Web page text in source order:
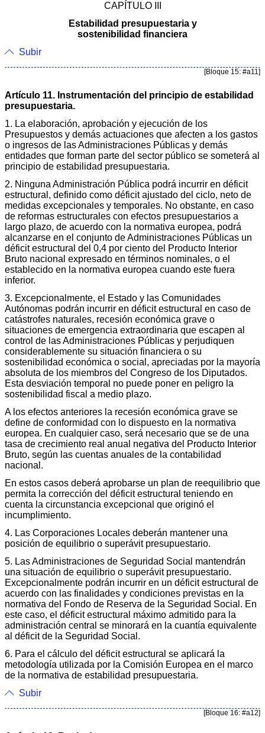
CAPÍTULO III
Estabilidad presupuestaria y
sostenibilidad financiera
Subir
[Bloque 15: #a11]
Artículo 11. Instrumentación del principio de estabilidad
presupuestaria.
1. La elaboración, aprobación y ejecución de los
Presupuestos y demás actuaciones que afecten a los gastos
o ingresos de las Administraciones Públicas y demás
entidades que forman parte del sector público se someterá al
principio de estabilidad presupuestaria.
2. Ninguna Administración Pública podrá incurrir en déficit
estructural, definido como déficit ajustado del ciclo, neto de
medidas excepcionales y temporales. No obstante, en caso
de reformas estructurales con efectos presupuestarios a
largo plazo, de acuerdo con la normativa europea, podrá
alcanzarse en el conjunto de Administraciones Públicas un
déficit estructural del 0,4 por ciento del Producto Interior
Bruto nacional expresado en términos nominales, o el
establecido en la normativa europea cuando este fuera
inferior.
3. Excepcionalmente, el Estado y las Comunidades
Autónomas podrán incurrir en déficit estructural en caso de
catástrofes naturales, recesión económica grave o
situaciones de emergencia extraordinaria que escapen al
control de las Administraciones Públicas y perjudiquen
considerablemente su situación financiera o su
sostenibilidad económica o social, apreciadas por la mayoría
absoluta de los miembros del Congreso de los Diputados.
Esta desviación temporal no puede poner en peligro la
sostenibilidad fiscal a medio plazo.
A los efectos anteriores la recesión económica grave se
define de conformidad con lo dispuesto en la normativa
europea. En cualquier caso, será necesario que se de una
tasa de crecimiento real anual negativa del Producto Interior
Bruto, según las cuentas anuales de la contabilidad
nacional.
En estos casos deberá aprobarse un plan de reequilibrio que
permita la corrección del déficit estructural teniendo en
cuenta la circunstancia excepcional que originó el
incumplimiento.
4. Las Corporaciones Locales deberán mantener una
posición de equilibrio o superávit presupuestario.
5. Las Administraciones de Seguridad Social mantendrán
una situación de equilibrio o superávit presupuestario.
Excepcionalmente podrán incurrir en un déficit estructural de
acuerdo con las finalidades y condiciones previstas en la
normativa del Fondo de Reserva de la Seguridad Social. En
este caso, el déficit estructural máximo admitido para la
administración central se minorará en la cuantía equivalente
al déficit de la Seguridad Social.
6. Para el cálculo del déficit estructural se aplicará la
metodología utilizada por la Comisión Europea en el marco
de la normativa de estabilidad presupuestaria.
Subir
[Bloque 16: #a12]